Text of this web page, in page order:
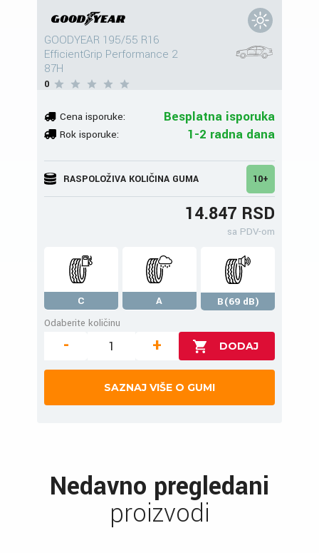
GOODYEAR 195/55 R16
EfficientGrip Performance 2
87H
0
Cena isporuke: Besplatna isporuka
Rok isporuke: 1-2 radna dana
RASPOLOŽIVA KOLIČINA GUMA 10+
14.847 RSD
sa PDV-om
C A
B(69 dB)
Odaberite količinu
- +
SAZNAJ VIŠE O GUMI
Nedavno pregledani
proizvodi